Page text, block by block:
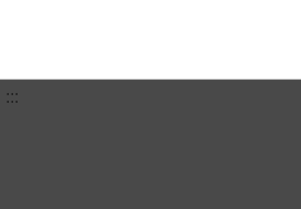
:::